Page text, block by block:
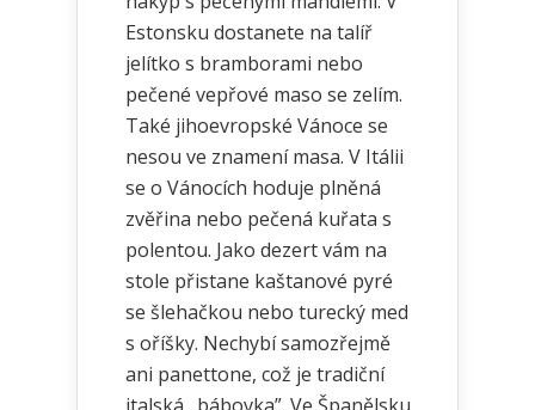
Estonsku dostanete na talíř
jelítko s bramborami nebo
pečené vepřové maso se zelím.
Také jihoevropské Vánoce se
nesou ve znamení masa. V Itálii
se o Vánocích hoduje plněná
zvěřina nebo pečená kuřata s
polentou. Jako dezert vám na
stole přistane kaštanové pyré
se šlehačkou nebo turecký med
s oříšky. Nechybí samozřejmě
ani panettone, což je tradiční